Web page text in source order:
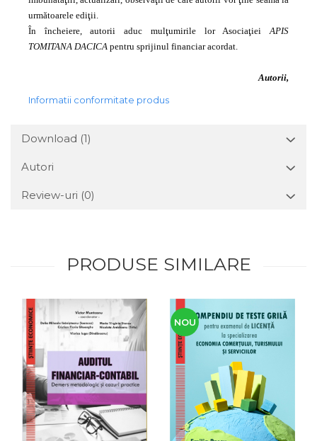
următoarele ediţii.
În încheiere, autorii aduc mulţumirile lor Asociaţiei APIS
TOMITANA DACICA pentru sprijinul financiar acordat.
Autorii,
Informatii conformitate produs
Download (1)
Autori
Review-uri (0)
PRODUSE SIMILARE
NOU